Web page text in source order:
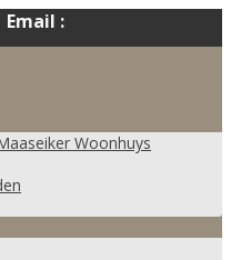
Email :
Woonhuys